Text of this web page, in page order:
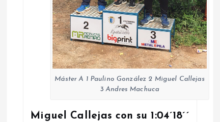
Máster A 1 Paulino González 2 Miguel Callejas
3 Andres Machuca
Miguel Callejas con su 1:04´18´´